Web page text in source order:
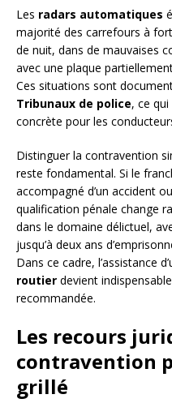
Les radars automatiques
majorité des carrefours à
de nuit, dans de mauvaises
avec une plaque
Ces situations sont
Tribunaux de police, ce
concrète pour les
Distinguer la contravention
reste fondamental. Si le
accompagné d’un accident
qualification pénale change
dans le domaine délictuel,
jusqu’à deux ans
Dans ce cadre, l’assistance
routier devient
recommandée.
Les recours
contravention
grillé